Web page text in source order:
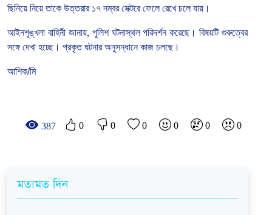
ছিনিয়ে নিয়ে তাকে উত্তরার ১৭ নম্বর সেক্টরে ফেলে রেখে চলে যায়।
আইনশৃঙ্খলা বাহিনী জানায়, পুলিশ ঘটনাস্থল পরিদর্শন করেছে। বিষয়টি গুরুত্বের
সঙ্গে দেখা হচ্ছে। প্রকৃত ঘটনার অনুসন্ধানে কাজ চলছে।
আশিক/মি
387 0 0 0 0 0 0
মতামত দিন